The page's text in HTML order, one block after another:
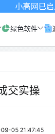
启用最新域
绿色软件
交实操
05 21:47:45